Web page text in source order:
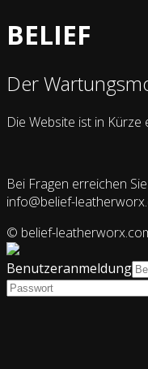
BELIEF
Der
Die Website ist in Kürze
Bei Fragen erreichen
info@belief-
© belief-
Benutzeranmeldung